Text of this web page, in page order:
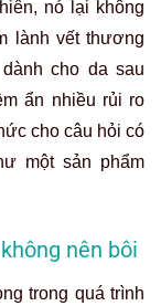
nó lại không
lành vết thương
cho da sau
ẩn nhiều rủi ro
cho câu hỏi có
một sản phẩm
nên bôi
trong quá trình